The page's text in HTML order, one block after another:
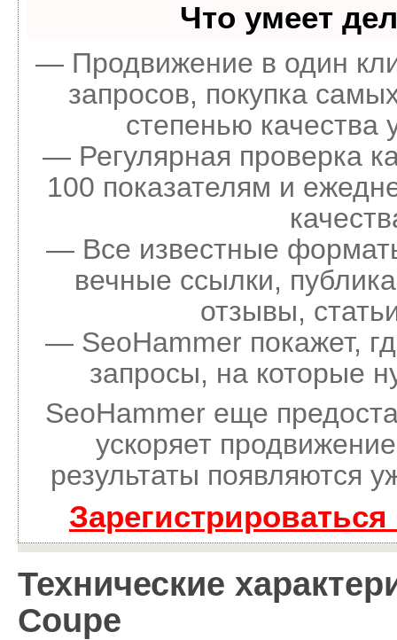
Что умеет
— Продвижение в один
запросов, покупка
степенью
— Регулярная проверка
100 показателям и
— Все известные
вечные ссылки,
отзывы,
— SeoHammer покажет,
запросы, на которые
SeoHammer еще
ускоряет
результаты появляются
Технические
Coupe